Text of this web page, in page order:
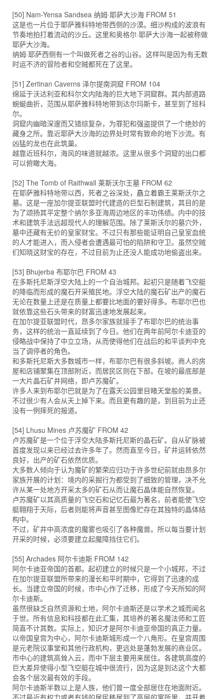
[50] Nam-Yensa Sandsea 纳姆·耶萨大沙海 FROM 51
这是也一片位于耶萨雅科特地带西侧的沙漠。细沙构成的波浪有
节奏地拍打着流动的沙丘。这里和奥格尔·耶萨大沙海一起被称做
耶萨大沙海。
纳姆·耶萨西侧有一个叫做死者之谷的山谷。这样叫是因为有无数
时运不济的冒险者和空贼都死在了这里。
[51] Zertinan Caverns 泽尔提南洞窟 FROM 104
绵延于沃达利亚和科尔文内陆海的巨大地下洞窟群。其内部道路
蜿蜒曲折，范围从耶萨雅科特地带到达尔玛斯卡，甚至到了班科
尔。
洞窟内幽暗深邃而又错综复杂，为罪犯和强盗提供了一个绝妙的
藏身之所。靠近耶萨大沙海的边界处时常有致命的地下沙流。有
凶猛的龙也在此筑巢。
越靠近班科尔，海风的味道就越浓。这里从很多个洞窟的出口都
可以俯瞰大海。
[52] The Tomb of Raithwall 莱斯沃尔王墓 FROM 62
在耶萨雅科特地带以西，死者之谷深处，矗立着霸王莱斯沃尔之
墓。这是一座加尔提亚联盟时代建造的巨型石制建筑，其目的是
为了颂扬其平定整个纳尔多亚海周边地区的丰功伟绩。内中的技
术和建筑手法远超现代人的理解范围。除了莱斯沃尔的墓穴外，
墓中还藏有无价的皇家财宝。不过只有那些能证明自己皇室血统
的人才能进入，而入侵者会遭遇最可怕的陷阱和守卫。虽然空贼
们知晓这财宝的存在，不过目前为止还没人能成功地偷盗出来。
[53] Bhujerba 布耶尔巴 FROM 43
在多斯托尼斯浮空大陆上的一个自治城邦。起初只是随着飞空艇
的降临而形成的魔石开采殖民地。浮空大陆的魔石矿出产的魔石
无论在数量上还是在质量上都要比地面的要好得多。布耶尔巴也
就依靠这些石头带来的财富迅速地发展起来。
在加尔提亚联盟时代，昂多尔家族就接手了布耶尔巴的统治事
务，这样的统治一直延续到了今日。他们在两年前阿尔卡迪亚的
侵略战中保持了中立立场，从而使得他们在战后的和平谈判中充
当了调停者的角色。
和多斯托尼斯大多数城市一样，布耶尔巴有很多斜坡。商人的房
屋和店铺聚集在顶部附近，而居民区则在下部。在坡的最底部是
一大片晶石矿井网络，即卢苏魔矿。
许多人来到布耶尔巴就是为了在露天公园里目睹天堂般的美景。
不过很少有人会从天上掉下来。而且更有趣的是，到目前为止还
没有一例摔死的报道。
[54] Lhusu Mines 卢苏魔矿 FROM 42
卢苏魔矿是一个位于浮空大陆多斯托尼斯的晶石矿。自从矿脉被
首度发现以来已经过去许多年了。然而直至今日，矿井运转依然
良好，出产的矿石依然优质。
大多数人倾向于认为魔矿的繁荣应归功于许多世纪前就由昂多尔
家族开展的计划：境内的采掘行为都受到了细致的管理，决不允
许从某一处地方开采太多的矿石从而让魔石晶体能自然恢复。
卢苏魔矿以其高质量的飞空石和记忆石最为著名，前者能使飞空
艇翱翔于天际，后者则能将声音甚至图像贮存在其独特的晶体结
构中。
不过，矿井中高浓度的魔雾也吸引了各种魔兽。所以每当要计划
开采的时候，必须要建立起魔障挡住它们。
[55] Archades 阿尔卡迪斯 FROM 142
阿尔卡迪亚帝国的首都。起初建立的时候只是一个小城邦，不过
在加尔提亚联盟所带来的漫长和平时期中，它得到了迅速的成
长。当建立帝国的时候，市中心作了迁移，形成了今天所知的阿
尔卡迪斯。
虽然很缺乏自然资源和土地，阿尔卡迪斯还是以学术之城而闻名
于世。所有信息和科技都在此汇集，其培养的著名魔法师和工匠
简直不计其数。实际上，知识才是阿尔卡迪亚帝国的真正力量。
以帝国皇宫为中心，阿尔卡迪斯城形成一个八角形。在皇宫周围
是元老院议事堂和其他行政机构，更远处是蓬勃发展的商业区。
市中心的建筑高耸入云，而中下层主要用来居住。各建筑高度的
巨大差异使得小型飞空艇在城中很流行，因为这是到达这个大都
会各个层次最有效的手段。
阿尔卡迪斯半数以上是人族，他们曾一度全部居住在地面附近。
不过最近有权力或者有钱的居民移居到了高层的寓所里，并开着